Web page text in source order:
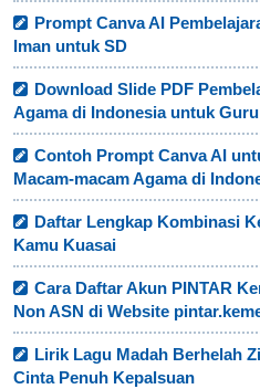
Prompt Canva AI
Iman untuk SD
Download Slide PDF
Agama di Indonesia untuk
Contoh Prompt Canva AI
Macam-macam Agama di
Daftar Lengkap Kombinasi
Kamu Kuasai
Cara Daftar Akun PINTAR
Non ASN di Website
Lirik Lagu Madah Berhelah
Cinta Penuh Kepalsuan